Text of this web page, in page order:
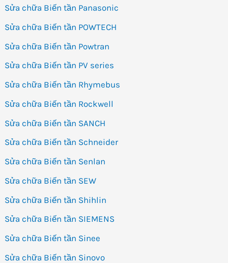
Sửa chữa Biến tần Panasonic
Sửa chữa Biến tần POWTECH
Sửa chữa Biến tần Powtran
Sửa chữa Biến tần PV series
Sửa chữa Biến tần Rhymebus
Sửa chữa Biến tần Rockwell
Sửa chữa Biến tần SANCH
Sửa chữa Biến tần Schneider
Sửa chữa Biến tần Senlan
Sửa chữa Biến tần SEW
Sửa chữa Biến tần Shihlin
Sửa chữa Biến tần SIEMENS
Sửa chữa Biến tần Sinee
Sửa chữa Biến tần Sinovo